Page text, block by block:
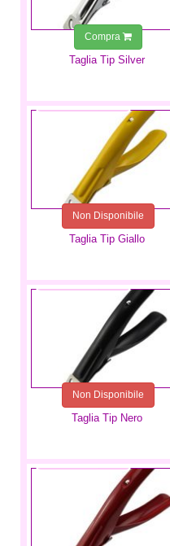
Taglia Tip Silver
Compra
Taglia Tip Giallo
2,99 €
Non Disponibile
Taglia Tip Nero
2,99 €
Non Disponibile
2,99 €